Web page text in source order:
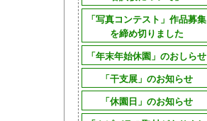
「写真コンテスト」作品募集
を締め切りました
「年末年始休園」のおしらせ
「干支展」のお知らせ
「休園日」のお知らせ